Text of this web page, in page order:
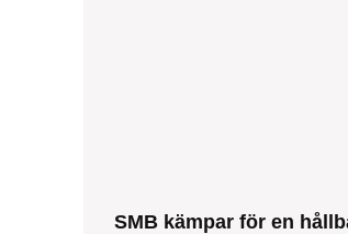
SMB kämpar för en